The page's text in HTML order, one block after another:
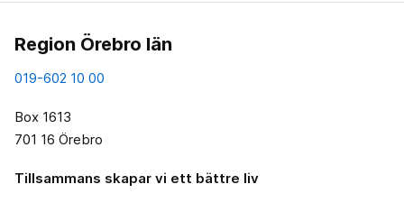
Region Örebro län
019-602 10 00
Box 1613
701 16 Örebro
Tillsammans skapar vi ett bättre liv